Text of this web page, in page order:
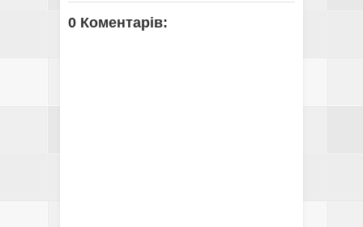
0 Коментарів: